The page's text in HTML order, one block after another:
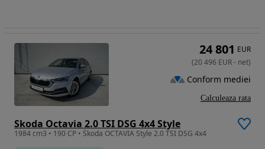
Skoda Octavia 2.0 TSI DSG 4x4 Style
1984 cm3 • 190 CP • Škoda OCTAVIA Style 2.0 TSI DSG 4x4
24 801 EUR
(20 496 EUR- net)
Conform mediei
Calculeaza rata